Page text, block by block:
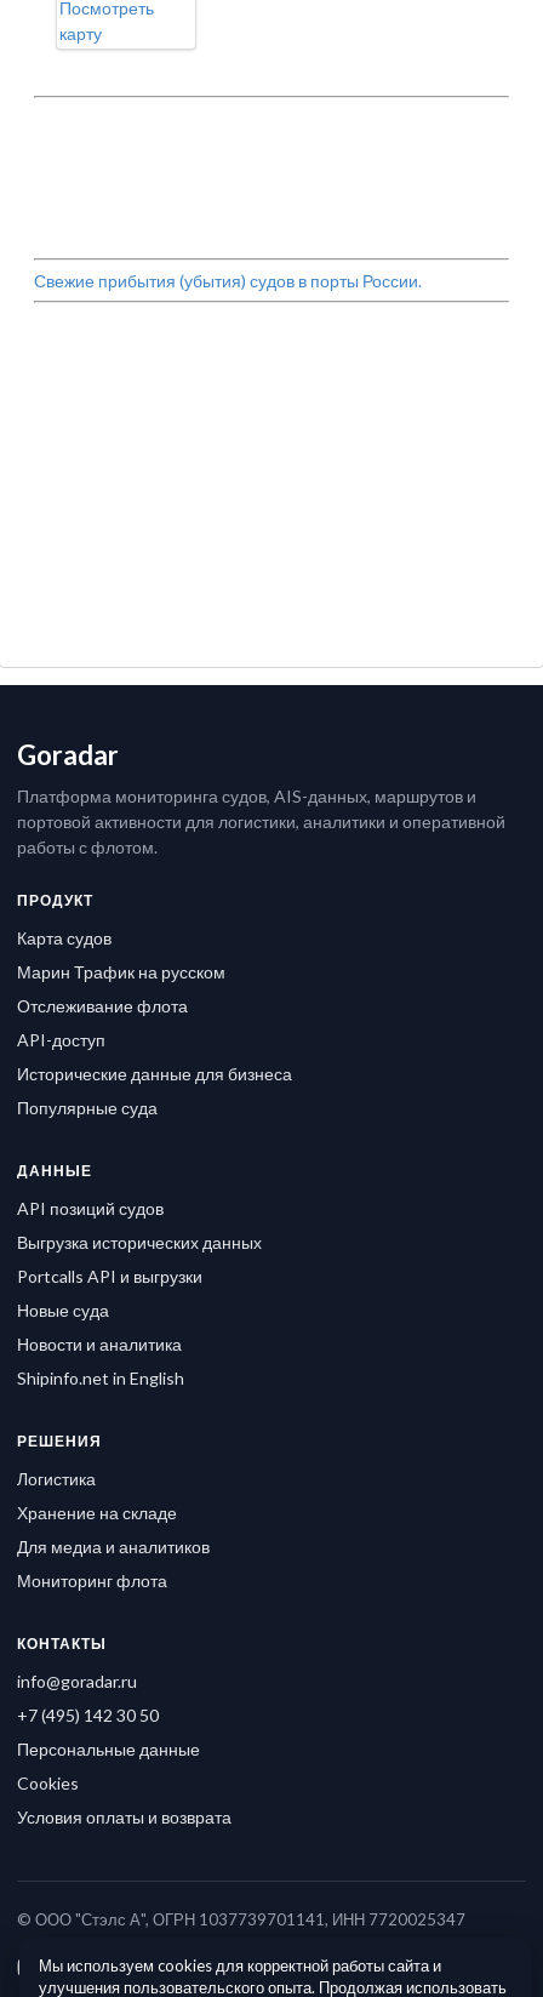
Посмотреть
карту
Свежие прибытия (убытия) судов в порты России.
Goradar
Платформа мониторинга судов, AIS-данных, маршрутов и
портовой активности для логистики, аналитики и оперативной
работы с флотом.
ПРОДУКТ
Карта судов
Марин Трафик на русском
Отслеживание флота
API-доступ
Исторические данные для бизнеса
Популярные суда
ДАННЫЕ
API позиций судов
Выгрузка исторических данных
Portcalls API и выгрузки
Новые суда
Новости и аналитика
Shipinfo.net in English
РЕШЕНИЯ
Логистика
Хранение на складе
Для медиа и аналитиков
Мониторинг флота
КОНТАКТЫ
info@goradar.ru
+7 (495) 142 30 50
Персональные данные
Cookies
Условия оплаты и возврата
© ООО "Стэлс А", ОГРН 1037739701141, ИНН 7720025347
Мы используем cookies для корректной работы сайта и
улучшения пользовательского опыта. Продолжая использовать